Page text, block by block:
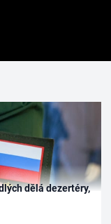
dělá dezertéry,